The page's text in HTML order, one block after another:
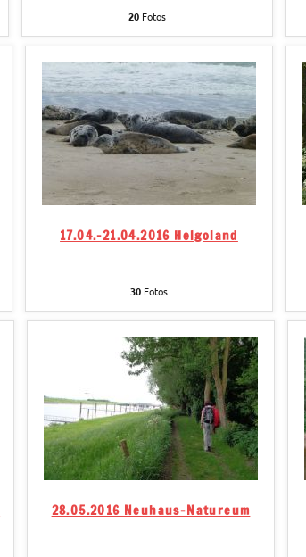
20 Fotos
17.04.-21.04.2016 Helgoland
30 Fotos
28.05.2016 Neuhaus-Natureum